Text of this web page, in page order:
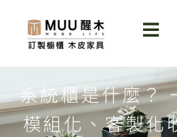
系統櫃是什麼？
模組化、客製化